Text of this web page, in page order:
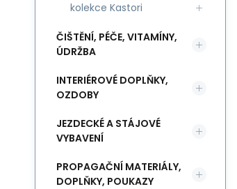
kolekce Kastori
ČIŠTĚNÍ, PÉČE, VITAMÍNY,
ÚDRŽBA
INTERIÉROVÉ DOPLŇKY,
OZDOBY
JEZDECKÉ A STÁJOVÉ
VYBAVENÍ
PROPAGAČNÍ MATERIÁLY,
DOPLŇKY, POUKAZY